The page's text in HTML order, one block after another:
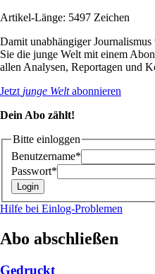
Artikel-Länge: 5497 Zeichen
Damit unabhängiger
Sie die junge Welt mit einem
allen Analysen, Reportagen und
Jetzt junge Weltabonnieren
Dein Abo zählt!
Bitte einloggen
Benutzername*
Passwort*
Hilfe bei Einlog-Problemen
Abo abschließen
Gedruckt